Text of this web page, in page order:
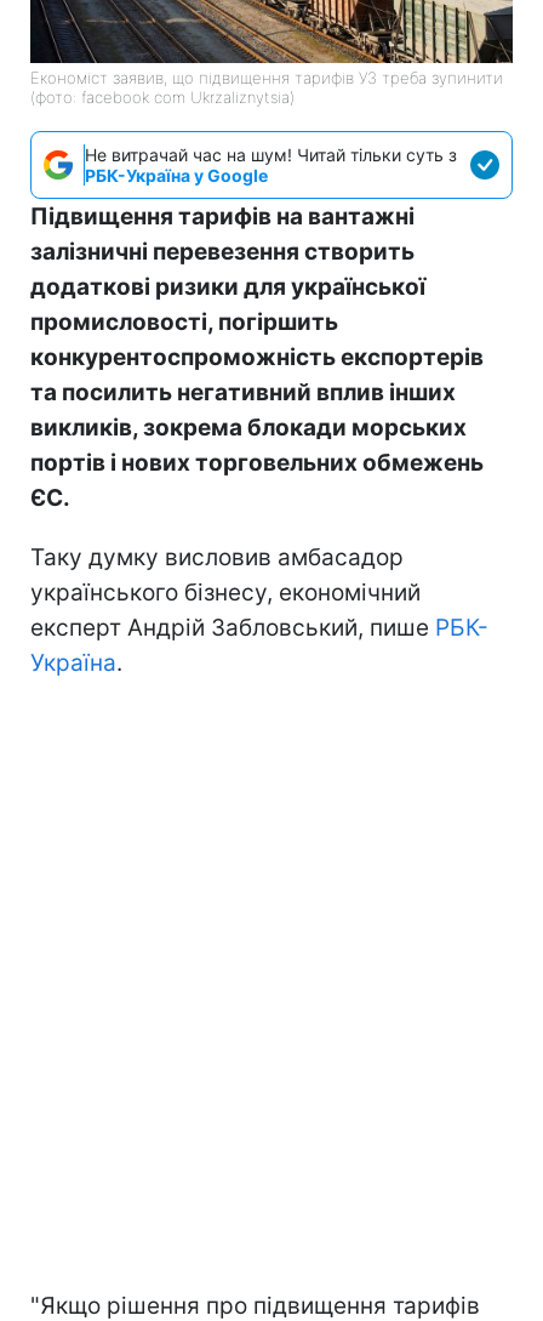
Економіст заявив, що підвищення тарифів УЗ треба зупинити
(фото: facebook com Ukrzaliznytsia)
Не витрачай час на шум! Читай тільки суть з
РБК-Україна у Google
Підвищення тарифів на вантажні
залізничні перевезення створить
додаткові ризики для української
промисловості, погіршить
конкурентоспроможність експортерів
та посилить негативний вплив інших
викликів, зокрема блокади морських
портів і нових торговельних обмежень
ЄС.
Таку думку висловив амбасадор
українського бізнесу, економічний
експерт Андрій Забловський, пише РБК-
Україна.
"Якщо рішення про підвищення тарифів